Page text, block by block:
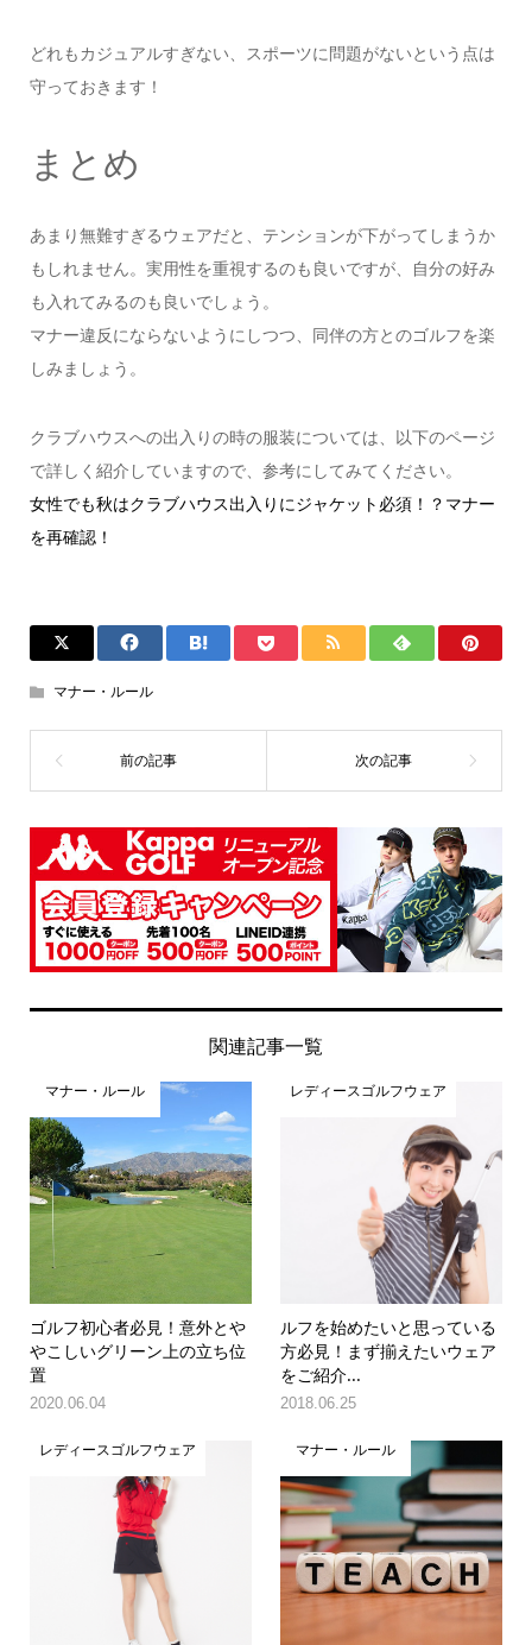
どれもカジュアルすぎない、スポーツに問題がないという点は
守っておきます！
まとめ
あまり無難すぎるウェアだと、テンションが下がってしまうか
もしれません。実用性を重視するのも良いですが、自分の好み
も入れてみるのも良いでしょう。
マナー違反にならないようにしつつ、同伴の方とのゴルフを楽
しみましょう。
クラブハウスへの出入りの時の服装については、以下のページ
で詳しく紹介していますので、参考にしてみてください。
女性でも秋はクラブハウス出入りにジャケット必須！？マナー
を再確認！
マナー・ルール
関連記事一覧
マナー・ルール
ゴルフ初心者必見！意外とや
やこしいグリーン上の立ち位
置
2020.06.04
レディースゴルフウェア
ルフを始めたいと思っている
方必見！まず揃えたいウェア
をご紹介...
2018.06.25
レディースゴルフウェア マナー・ルール